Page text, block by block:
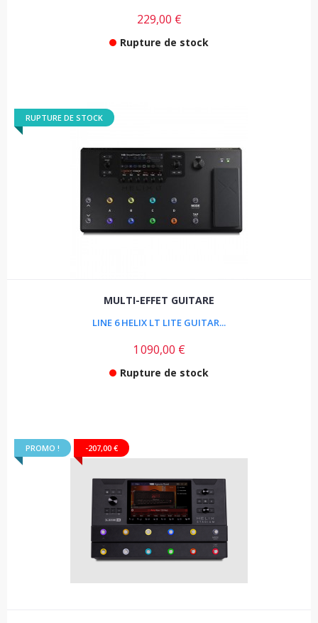
229,00 €
Rupture de stock
RUPTURE DE STOCK
MULTI-EFFET GUITARE
LINE 6 HELIX LT LITE GUITAR...
1 090,00 €
Rupture de stock
PROMO ! -207,00 €